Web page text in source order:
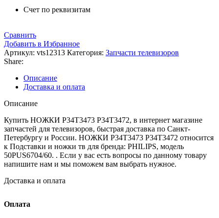
Счет по реквизитам
Сравнить
Добавить в Избранное
Артикул: vts12313 Категория: Запчасти телевизоров
Share:
Описание
Доставка и оплата
Описание
Купить НОЖКИ P34T3473 P34T3472, в интернет магазине
запчастей для телевизоров, быстрая доставка по Санкт-
Петербургу и России. НОЖКИ P34T3473 P34T3472 относится
к Подставки и ножки тв для бренда: PHILIPS, модель
50PUS6704/60. . Если у вас есть вопросы по данному товару
напишите нам и мы поможем вам выбрать нужное.
Доставка и оплата
Оплата